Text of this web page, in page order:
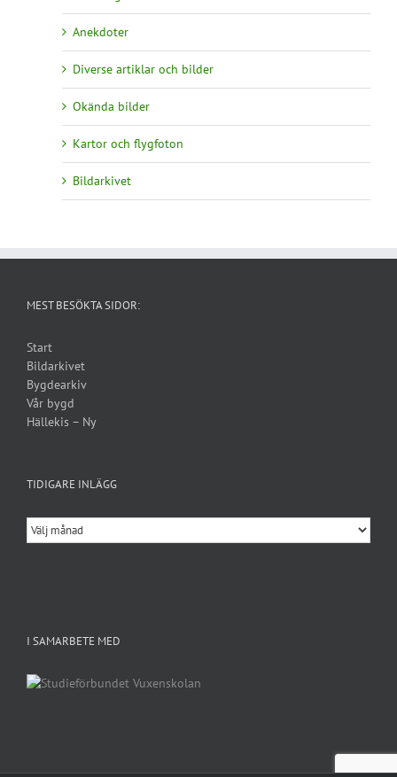
Anekdoter
Diverse artiklar och bilder
Okända bilder
Kartor och flygfoton
Bildarkivet
MEST BESÖKTA SIDOR:
Start
Bildarkivet
Bygdearkiv
Vår bygd
Hällekis – Ny
TIDIGARE INLÄGG
Tidigare
inlägg
I SAMARBETE MED